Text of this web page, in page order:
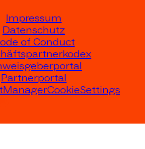
Impressum
Datenschutz
of Conduct
Partnerportal